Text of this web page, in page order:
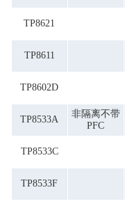
TP8621
TP8611
TP8602D
TP8533A
非隔离不带
PFC
TP8533C
TP8533F